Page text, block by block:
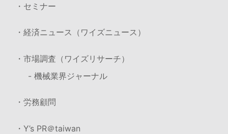
・セミナー
・経済ニュース（ワイズニュース）
・市場調査（ワイズリサーチ）
- 機械業界ジャーナル
・労務顧問
・Y’s PR＠taiwan